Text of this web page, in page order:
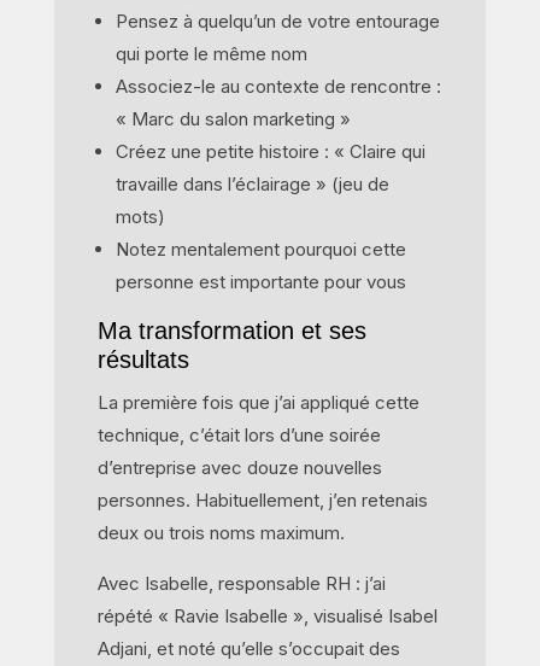
Pensez à quelqu’un de votre entourage
qui porte le même nom
Associez-le au contexte de rencontre :
« Marc du salon marketing »
Créez une petite histoire : « Claire qui
travaille dans l’éclairage » (jeu de
mots)
Notez mentalement pourquoi cette
personne est importante pour vous
Ma transformation et ses
résultats
La première fois que j’ai appliqué cette
technique, c’était lors d’une soirée
d’entreprise avec douze nouvelles
personnes. Habituellement, j’en retenais
deux ou trois noms maximum.
Avec Isabelle, responsable RH : j’ai
répété « Ravie Isabelle », visualisé Isabel
Adjani, et noté qu’elle s’occupait des